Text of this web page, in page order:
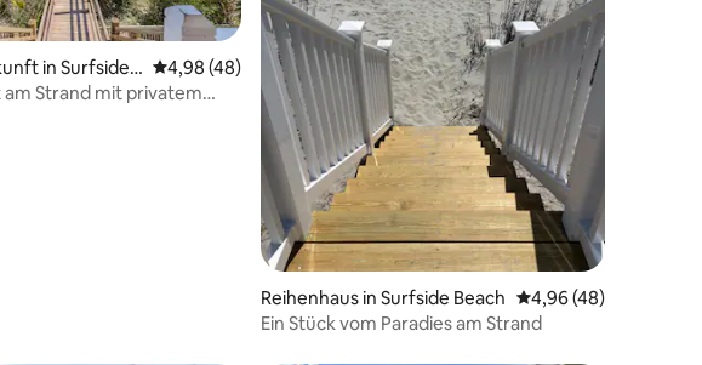
4,98 von 5, 42 Bewertungen
in Surfside
Durchschnittliche Bewertung: 4,98 von 5, 48 Bewertungen
4,98 (48)
am Strand mit privatem
Reihenhaus in Surfside Beach Durchschnittliche
4,96 (48)
Ein Stück vom Paradies am Strand